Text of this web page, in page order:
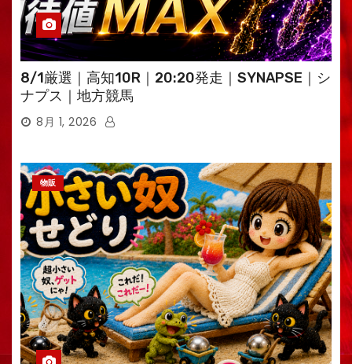
8/1厳選｜高知10R｜20:20発走｜SYNAPSE｜シ
ナプス｜地方競馬
8月 1, 2026
物販